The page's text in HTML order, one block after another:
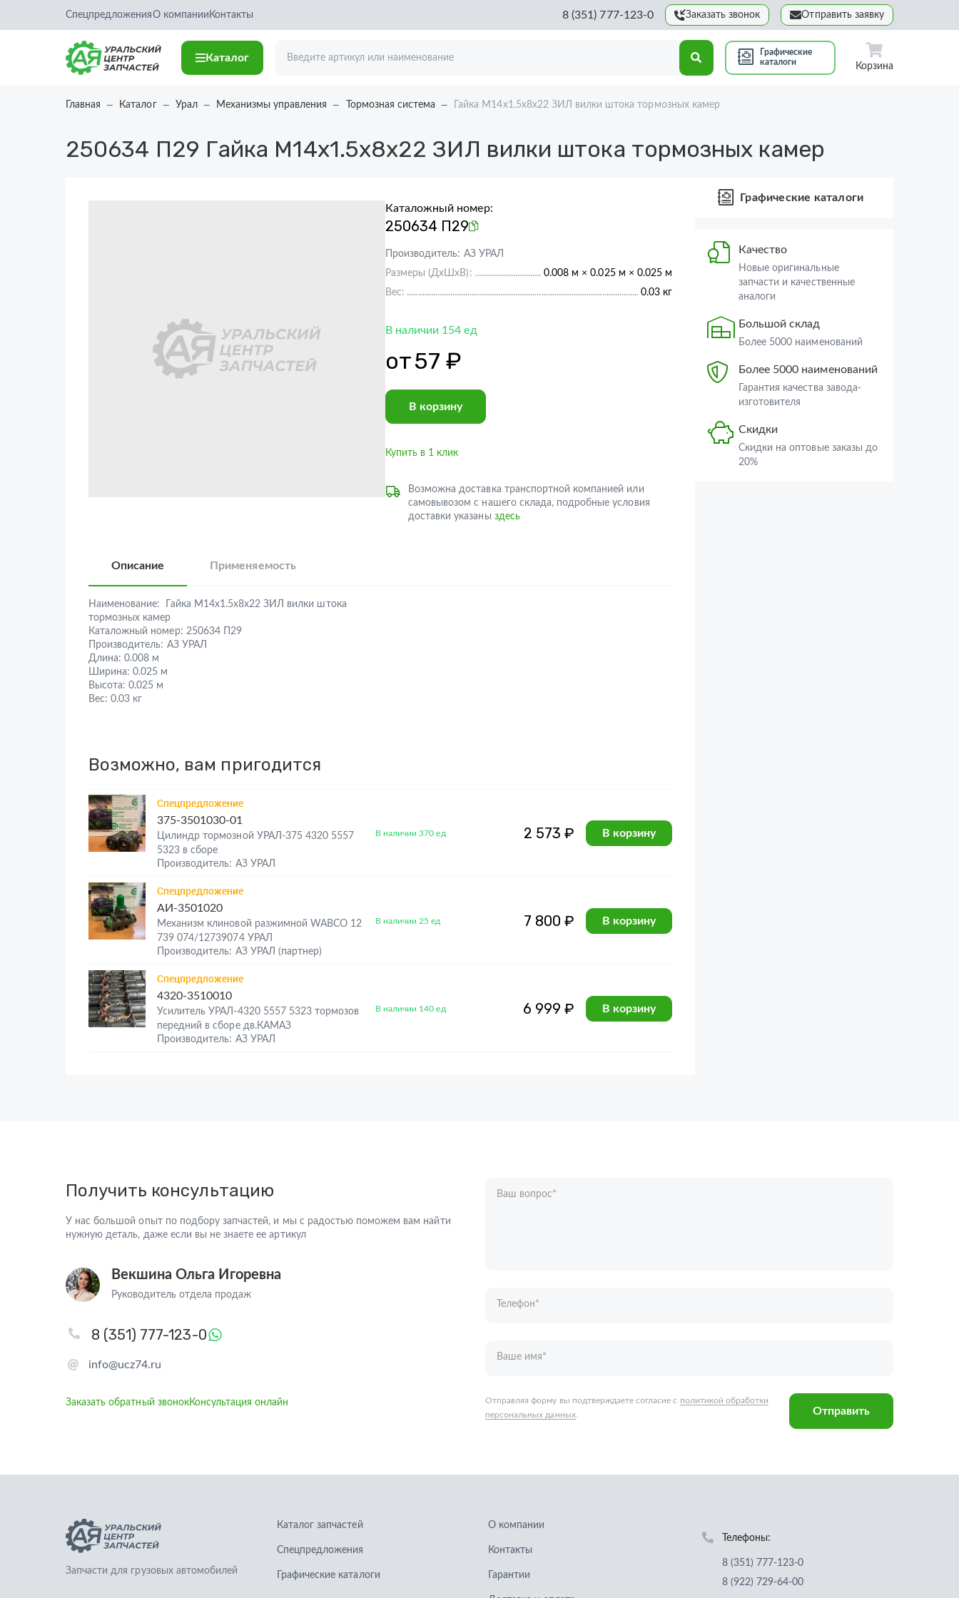
СпецпредложенияО компании Контакты 8 (351) 777-123-0 Заказать звонок Отправить заявку
Каталог
Графические
каталоги
Корзина
Главная Каталог Урал Механизмы управления Тормозная система Гайка М14х1.5х8х22 ЗИЛ вилки штока тормозных камер
250634 П29 Гайка М14х1.5х8х22 ЗИЛ вилки штока тормозных камер
Каталожный номер:
250634 П29
Производитель: АЗ УРАЛ
Размеры (ДхШхВ):
0.008 м × 0.025 м × 0.025 м
Вес:
0.03 кг
В наличии 154 ед
от57 ₽
В корзину
Купить в 1 клик
Возможна доставка транспортной компанией или
самовывозом с нашего склада, подробные условия
доставки указаны здесь
Описание Применяемость
Наименование:
Гайка М14х1.5х8х22 ЗИЛ вилки штока
тормозных камер
Каталожный номер: 250634 П29
Производитель: АЗ УРАЛ
Длина: 0.008 м
Ширина: 0.025 м
Высота: 0.025 м
Вес: 0.03 кг
Возможно, вам пригодится
Спецпредложение
375-3501030-01
Цилиндр тормозной УРАЛ-375 4320 5557
5323 в сборе
Производитель: АЗ УРАЛ
В наличии 370 ед 2 573 ₽ В корзину
Спецпредложение
АИ-3501020
Механизм клиновой разжимной WABCO 12
739 074/12739074 УРАЛ
Производитель: АЗ УРАЛ (партнер)
В наличии 25 ед 7 800 ₽ В корзину
Спецпредложение
4320-3510010
Усилитель УРАЛ-4320 5557 5323 тормозов
передний в сборе дв.КАМАЗ
Производитель: АЗ УРАЛ
В наличии 140 ед 6 999 ₽ В корзину
Графические каталоги
Качество
Новые оригинальные
запчасти и качественные
аналоги
Большой склад
Более 5000 наименований
Более 5000 наименований
Гарантия качества завода-
изготовителя
Скидки
Скидки на оптовые заказы до
20%
Получить консультацию
У нас большой опыт по подбору запчастей, и мы с радостью поможем вам найти
нужную деталь, даже если вы не знаете ее артикул
Векшина Ольга Игоревна
Руководитель отдела продаж
info@ucz74.ru
8 (351) 777-123-0
Заказать обратный звонокКонсультация онлайн
Ваш вопрос*
Запчасти для грузовых автомобилей
Спецпредложения
Графические каталоги
Контакты
Гарантии
Доставка и оплата
8 (351) 777-123-0
8 (922) 729-64-00
info@ucz74.ru